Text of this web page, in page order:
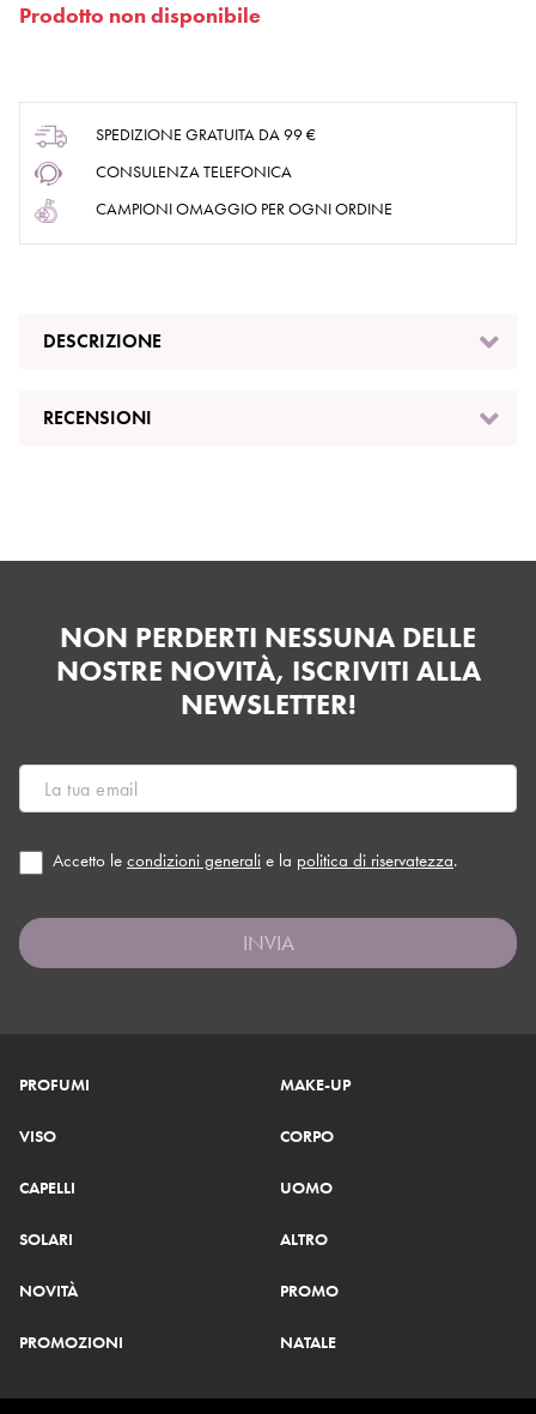
Prodotto non disponibile
SPEDIZIONE GRATUITA DA 99 €
CONSULENZA TELEFONICA
CAMPIONI OMAGGIO PER OGNI ORDINE
DESCRIZIONE
RECENSIONI
NON PERDERTI NESSUNA DELLE
NOSTRE NOVITÀ, ISCRIVITI ALLA
NEWSLETTER!
Accetto le condizioni generali e la politica di riservatezza.
INVIA
PROFUMI MAKE-UP
VISO CORPO
CAPELLI UOMO
SOLARI ALTRO
NOVITÀ PROMO
PROMOZIONI NATALE